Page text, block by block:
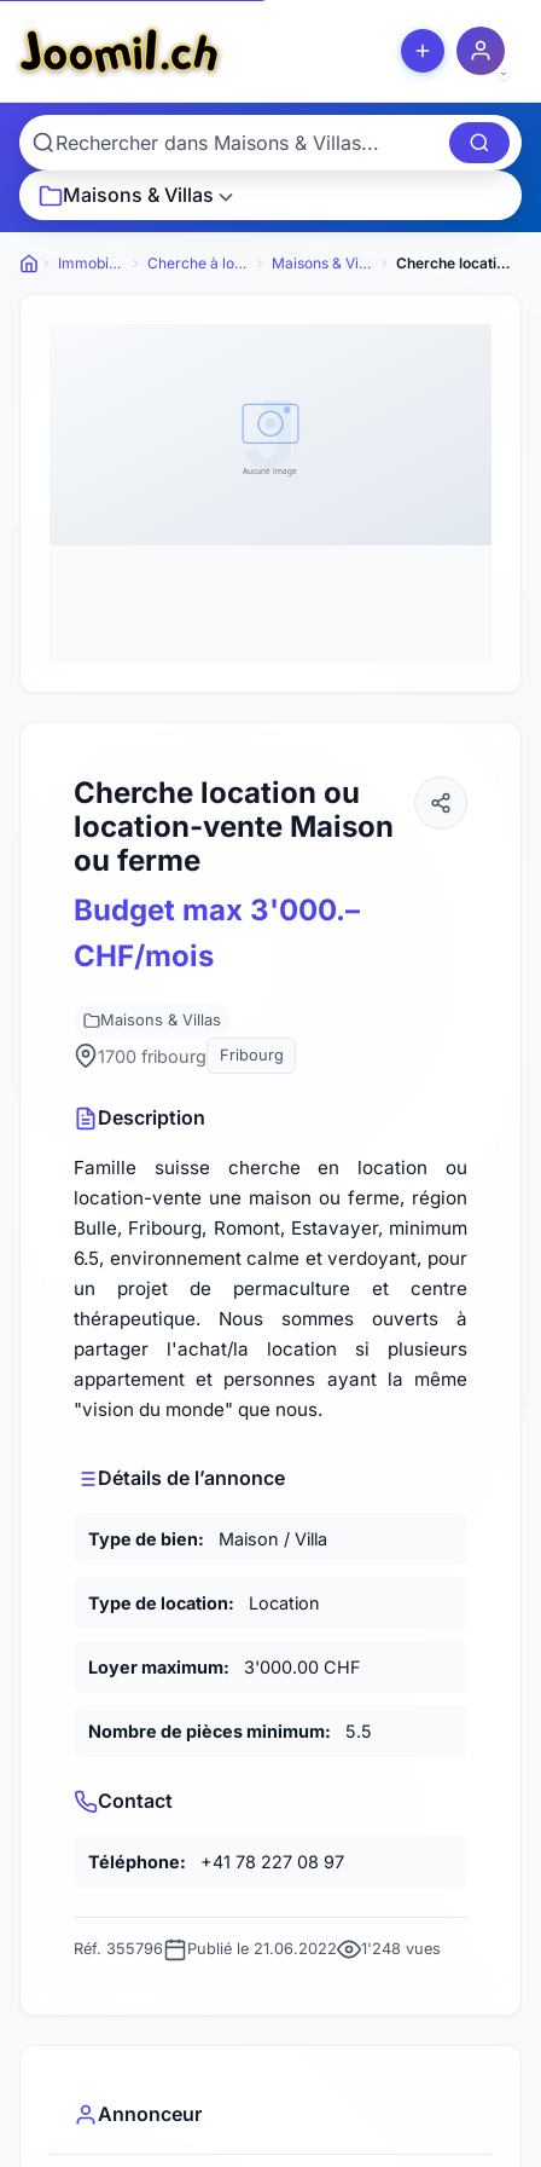
Maisons & Villas
Petites annonces
Immobilier Cherche à louer Maisons & Villas Cherche location ou location-vente Maison ou ferme
Cherche location ou
location-vente Maison
ou ferme
Budget max 3'000.–
CHF/mois
Maisons & Villas
1700 fribourg Fribourg
Description
Famille suisse cherche en location ou
location-vente une maison ou ferme, région
Bulle, Fribourg, Romont, Estavayer, minimum
6.5, environnement calme et verdoyant, pour
un projet de permaculture et centre
thérapeutique. Nous sommes ouverts à
partager l'achat/la location si plusieurs
appartement et personnes ayant la même
"vision du monde" que nous.
Détails de l’annonce
Type de bien: Maison / Villa
Type de location: Location
Loyer maximum: 3'000.00 CHF
Nombre de pièces minimum: 5.5
Contact
Téléphone: +41 78 227 08 97
Réf. 355796 Publié le 21.06.2022 1'248 vues
Annonceur